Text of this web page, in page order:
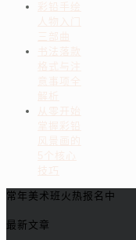
彩铅手绘
人物入门
三部曲
书法落款
格式与注
意事项全
解析
从零开始
掌握彩铅
风景画的
5个核心
技巧
常年美术班火热报名中
最新文章